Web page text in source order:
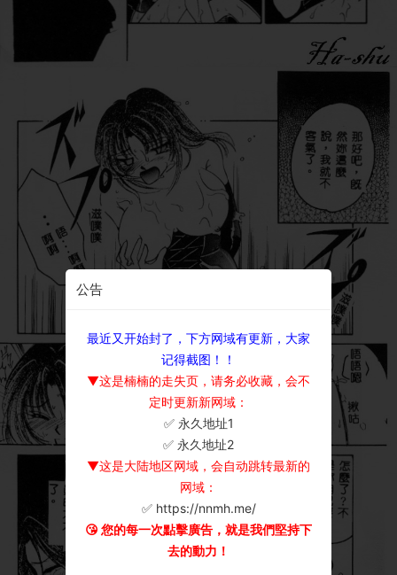
公告
最近又开始封了，下方网域有更新，大家
记得截图！！
▼这是楠楠的走失页，请务必收藏，会不
定时更新新网域：
✅ 永久地址1
✅ 永久地址2
▼这是大陆地区网域，会自动跳转最新的
网域：
✅ https://nnmh.me/
😘 您的每一次點擊廣告，就是我們堅持下
去的動力！